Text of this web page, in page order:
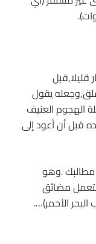
قليلا,قبل
يقول
الهجوم العنيف
قبل أن أعود إلى
مطالبك .وهو
مضائق
الأحمر)….